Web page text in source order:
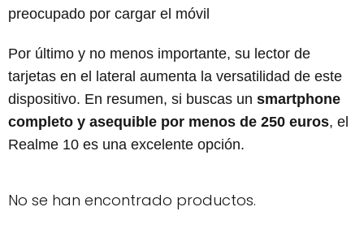
preocupado por cargar el móvil
Por último y no menos importante, su lector de
tarjetas en el lateral aumenta la versatilidad de este
dispositivo. En resumen, si buscas un smartphone
completo y asequible por menos de 250 euros, el
Realme 10 es una excelente opción.
No se han encontrado productos.